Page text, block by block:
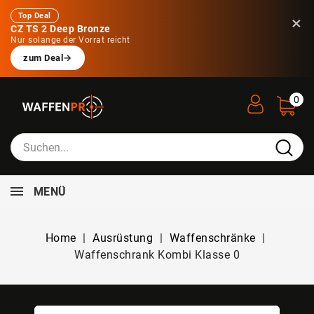
Top Deal
CZ TS 2 Deep Bronze
Nur solange der Vorrat reicht
zum Deal →
×
0
MENÜ
Home Ausrüstung
Waffenschränke
Waffenschrank Kombi Klasse 0